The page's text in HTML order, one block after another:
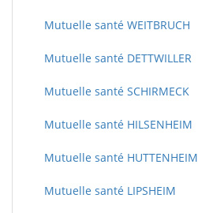
Mutuelle santé WEITBRUCH
Mutuelle santé DETTWILLER
Mutuelle santé SCHIRMECK
Mutuelle santé HILSENHEIM
Mutuelle santé HUTTENHEIM
Mutuelle santé LIPSHEIM